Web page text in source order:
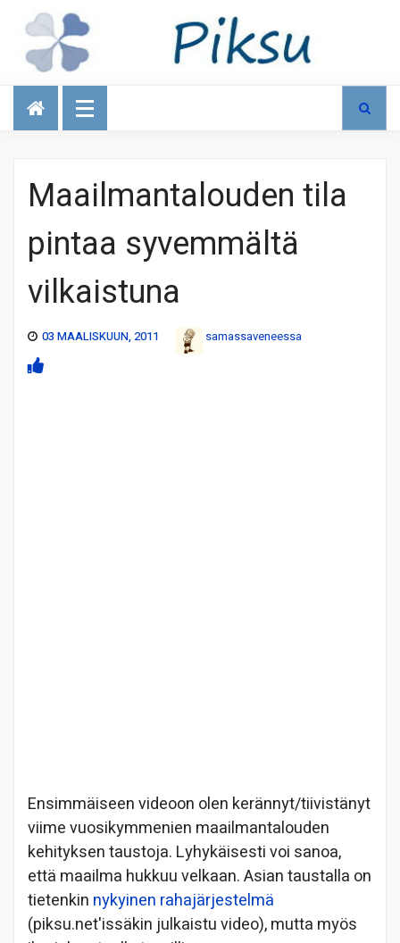
Talous
Maailmantalouden tila
pintaa syvemmältä
vilkaistuna
03 MAALISKUUN, 2011 samassaveneessa
Ensimmäiseen videoon olen kerännyt/tiivistänyt
viime vuosikymmenien maailmantalouden
kehityksen taustoja. Lyhykäisesti voi sanoa,
että maailma hukkuu velkaan. Asian taustalla on
tietenkin nykyinen rahajärjestelmä
(piksu.net'issäkin julkaistu video), mutta myös